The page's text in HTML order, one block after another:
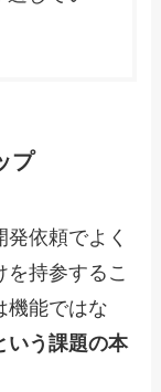
プ
依頼でよく
を持参するこ
機能ではな
いう課題の本